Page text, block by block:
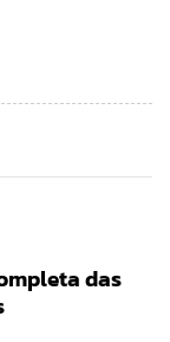
das